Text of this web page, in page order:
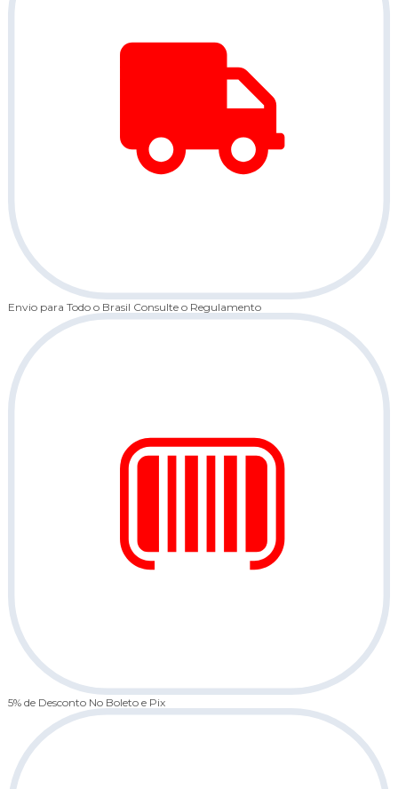
Envio para Todo o Brasil Consulte o Regulamento
5% de Desconto No Boleto e Pix